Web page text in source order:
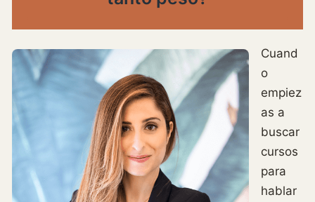
Cuand
o
empiez
as a
buscar
cursos
para
hablar